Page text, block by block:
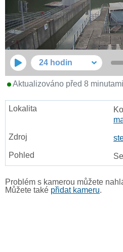
24 hodin
Aktualizováno před 8 minutami
Problém s kamerou můžete
Můžete také přidat kameru.